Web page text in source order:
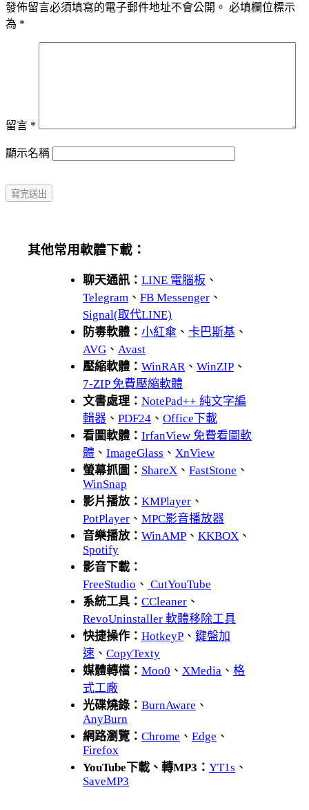
發佈留言必須填寫的電子郵件地址不會公開。 必填欄位標示
為 *
留言 *
顯示名稱
其他常用軟體下載：
聊天通訊： LINE 電腦板 、
Telegram 、 FB Messenger 、
Signal(取代LINE)
防毒軟體： 小紅傘 、 卡巴斯基 、
AVG 、 Avast
壓縮軟體： WinRAR、 WinZIP 、
7-ZIP 免費壓縮軟體
文書處理： NotePad++ 純文字編
輯器 、 PDF24 、 Office下載
看圖軟體： IrfanView 免費看圖軟
體 、 ImageGlass 、 XnView
螢幕抓圖： ShareX 、 FastStone 、
WinSnap
影片播放： KMPlayer 、
PotPlayer 、 MPC影音播放器
音樂播放： WinAMP 、 KKBOX 、
Spotify
影音下載：
FreeStudio 、 CutYouTube
系統工具： CCleaner 、
RevoUninstaller 軟體移除工具
快捷操作： HotkeyP 、 鍵盤加
速 、 CopyTexty
媒體轉檔： Moo0 、 XMedia 、 格
式工廠
光碟燒錄： BurnAware 、
AnyBurn
網路瀏覽： Chrome 、 Edge 、
Firefox
YouTube下載、轉MP3： YT1s 、
SaveMP3